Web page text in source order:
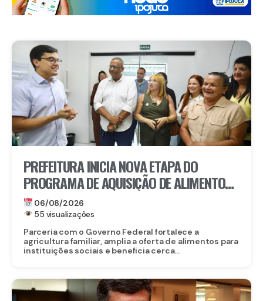
PREFEITURA INICIA NOVA ETAPA DO
PROGRAMA DE AQUISIÇÃO DE ALIMENTOS E
ANUNCIA CRIAÇÃO DO PAA RECIFE
06/08/2026
55 visualizações
Parceria com o Governo Federal fortalece a
agricultura familiar, amplia a oferta de alimentos para
instituições sociais e beneficia cerca...